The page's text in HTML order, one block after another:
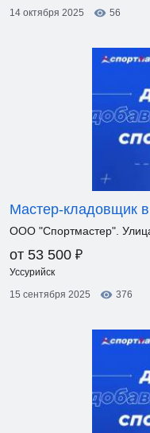
14 октября 2025
56
Мастер-кладовщик
ООО "Спортмастер".
от 53 500 ₽
Уссурийск
15 сентября 2025
376